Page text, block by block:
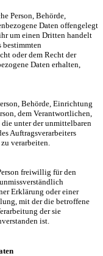
Person, Behörde,
Daten offengelegt
um einen Dritten handelt
bestimmten
oder dem Recht der
Daten erhalten,
Behörde, Einrichtung
dem Verantwortlichen,
die unter der unmittelbaren
Auftragsverarbeiters
verarbeiten.
freiwillig für den
Erklärung oder einer
mit der die betroffene
der sie
ist.